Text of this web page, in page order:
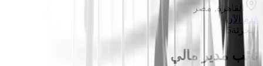
القاهرة, مصر
قدم الآن
التجزئة5
نائب مدير مالي